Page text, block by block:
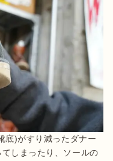
底)がすり減ったダナー
しまったり、ソールの